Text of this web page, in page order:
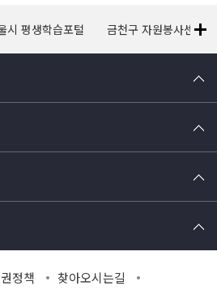
시 평생학습포털 금천구 자원봉사센터
정책
찾아오시는길